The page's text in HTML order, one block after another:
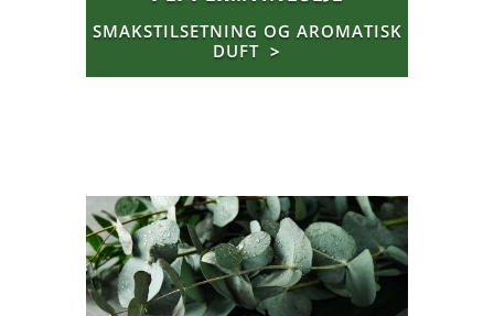
SMAKSTILSETNING OG AROMATISK
DUFT >